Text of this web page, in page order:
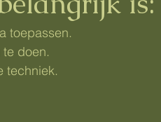
toepassen.
doen.
techniek.